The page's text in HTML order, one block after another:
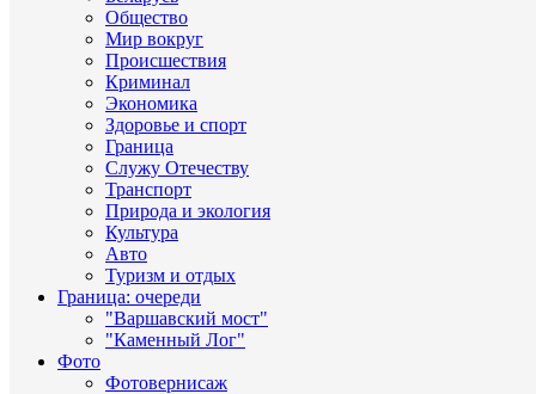
Общество
Мир вокруг
Происшествия
Криминал
Экономика
Здоровье и спорт
Граница
Служу Отечеству
Транспорт
Природа и экология
Культура
Авто
Туризм и отдых
Граница: очереди
"Варшавский мост"
"Каменный Лог"
Фото
Фотовернисаж